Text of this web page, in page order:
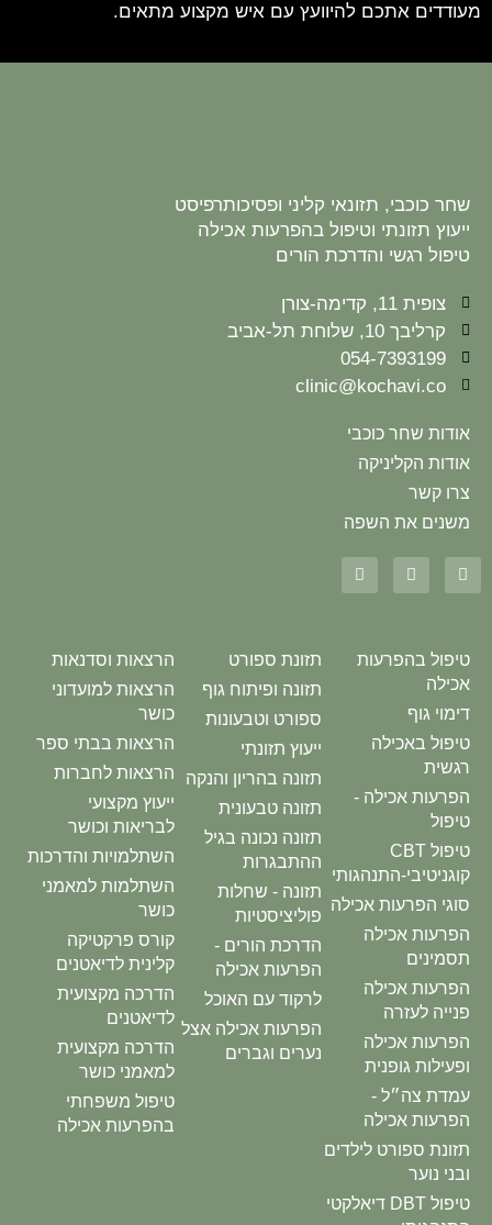
מעודדים אתכם להיוועץ עם איש מקצוע מתאים.
שחר כוכבי, תזונאי קליני ופסיכותרפיסט
ייעוץ תזונתי וטיפול בהפרעות אכילה
טיפול רגשי והדרכת הורים
צופית 11, קדימה-צורן
קרליבך 10, שלוחת תל-אביב
054-7393199
clinic@kochavi.co
אודות שחר כוכבי
אודות הקליניקה
צרו קשר
משנים את השפה
טיפול בהפרעות
אכילה
דימוי גוף
טיפול באכילה
רגשית
הפרעות אכילה -
טיפול
טיפול CBT
קוגניטיבי-התנהגותי
סוגי הפרעות אכילה
הפרעות אכילה
תסמינים
הפרעות אכילה
פנייה לעזרה
הפרעות אכילה
ופעילות גופנית
עמדת צה״ל -
הפרעות אכילה
תזונת ספורט לילדים
ובני נוער
טיפול DBT דיאלקטי
תזונת ספורט
תזונה ופיתוח גוף
ספורט וטבעונות
ייעוץ תזונתי
תזונה בהריון והנקה
תזונה טבעונית
תזונה נכונה בגיל
ההתבגרות
תזונה - שחלות
פוליציסטיות
הדרכת הורים -
הפרעות אכילה
לרקוד עם האוכל
הפרעות אכילה אצל
נערים וגברים
הרצאות וסדנאות
הרצאות למועדוני
כושר
הרצאות בבתי ספר
הרצאות לחברות
ייעוץ מקצועי
לבריאות וכושר
השתלמויות והדרכות
השתלמות למאמני
כושר
קורס פרקטיקה
קלינית לדיאטנים
הדרכה מקצועית
לדיאטנים
הדרכה מקצועית
למאמני כושר
טיפול משפחתי
בהפרעות אכילה